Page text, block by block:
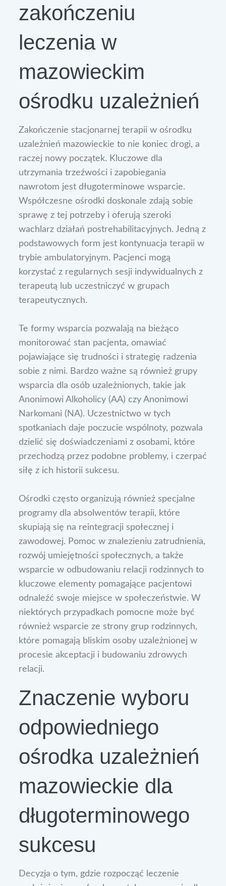
zakończeniu
leczenia w
mazowieckim
ośrodku uzależnień
Zakończenie stacjonarnej terapii w ośrodku
uzależnień mazowieckie to nie koniec drogi, a
raczej nowy początek. Kluczowe dla
utrzymania trzeźwości i zapobiegania
nawrotom jest długoterminowe wsparcie.
Współczesne ośrodki doskonale zdają sobie
sprawę z tej potrzeby i oferują szeroki
wachlarz działań postrehabilitacyjnych. Jedną z
podstawowych form jest kontynuacja terapii w
trybie ambulatoryjnym. Pacjenci mogą
korzystać z regularnych sesji indywidualnych z
terapeutą lub uczestniczyć w grupach
terapeutycznych.
Te formy wsparcia pozwalają na bieżąco
monitorować stan pacjenta, omawiać
pojawiające się trudności i strategię radzenia
sobie z nimi. Bardzo ważne są również grupy
wsparcia dla osób uzależnionych, takie jak
Anonimowi Alkoholicy (AA) czy Anonimowi
Narkomani (NA). Uczestnictwo w tych
spotkaniach daje poczucie wspólnoty, pozwala
dzielić się doświadczeniami z osobami, które
przechodzą przez podobne problemy, i czerpać
siłę z ich historii sukcesu.
Ośrodki często organizują również specjalne
programy dla absolwentów terapii, które
skupiają się na reintegracji społecznej i
zawodowej. Pomoc w znalezieniu zatrudnienia,
rozwój umiejętności społecznych, a także
wsparcie w odbudowaniu relacji rodzinnych to
kluczowe elementy pomagające pacjentowi
odnaleźć swoje miejsce w społeczeństwie. W
niektórych przypadkach pomocne może być
również wsparcie ze strony grup rodzinnych,
które pomagają bliskim osoby uzależnionej w
procesie akceptacji i budowaniu zdrowych
relacji.
Znaczenie wyboru
odpowiedniego
ośrodka uzależnień
mazowieckie dla
długoterminowego
sukcesu
Decyzja o tym, gdzie rozpocząć leczenie